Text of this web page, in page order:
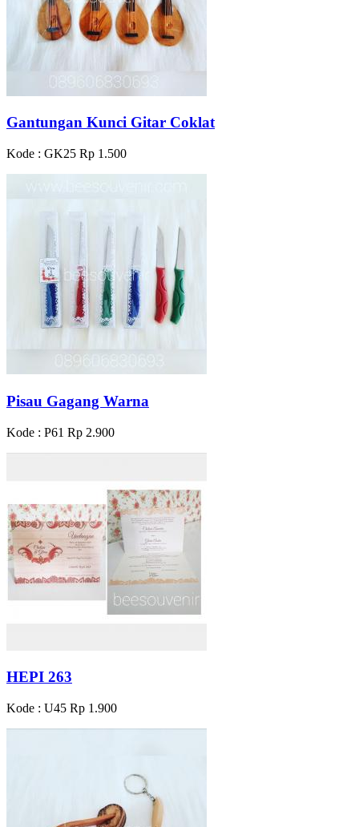
Gantungan Kunci Gitar Coklat
Kode : GK25 Rp 1.500
Pisau Gagang Warna
Kode : P61 Rp 2.900
HEPI 263
Kode : U45 Rp 1.900